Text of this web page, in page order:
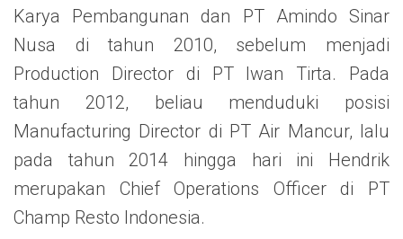
Karya Pembangunan dan PT Amindo Sinar
Nusa di tahun 2010, sebelum menjadi
Production Director di PT Iwan Tirta. Pada
tahun 2012, beliau menduduki posisi
Manufacturing Director di PT Air Mancur, lalu
pada tahun 2014 hingga hari ini Hendrik
merupakan Chief Operations Officer di PT
Champ Resto Indonesia.